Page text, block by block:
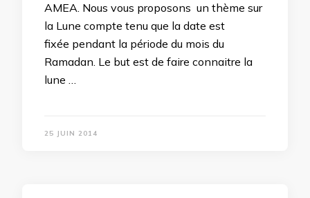
AMEA. Nous vous proposons un thème sur
la Lune compte tenu que la date est
fixée pendant la période du mois du
Ramadan. Le but est de faire connaitre la
lune …
25 JUIN 2014